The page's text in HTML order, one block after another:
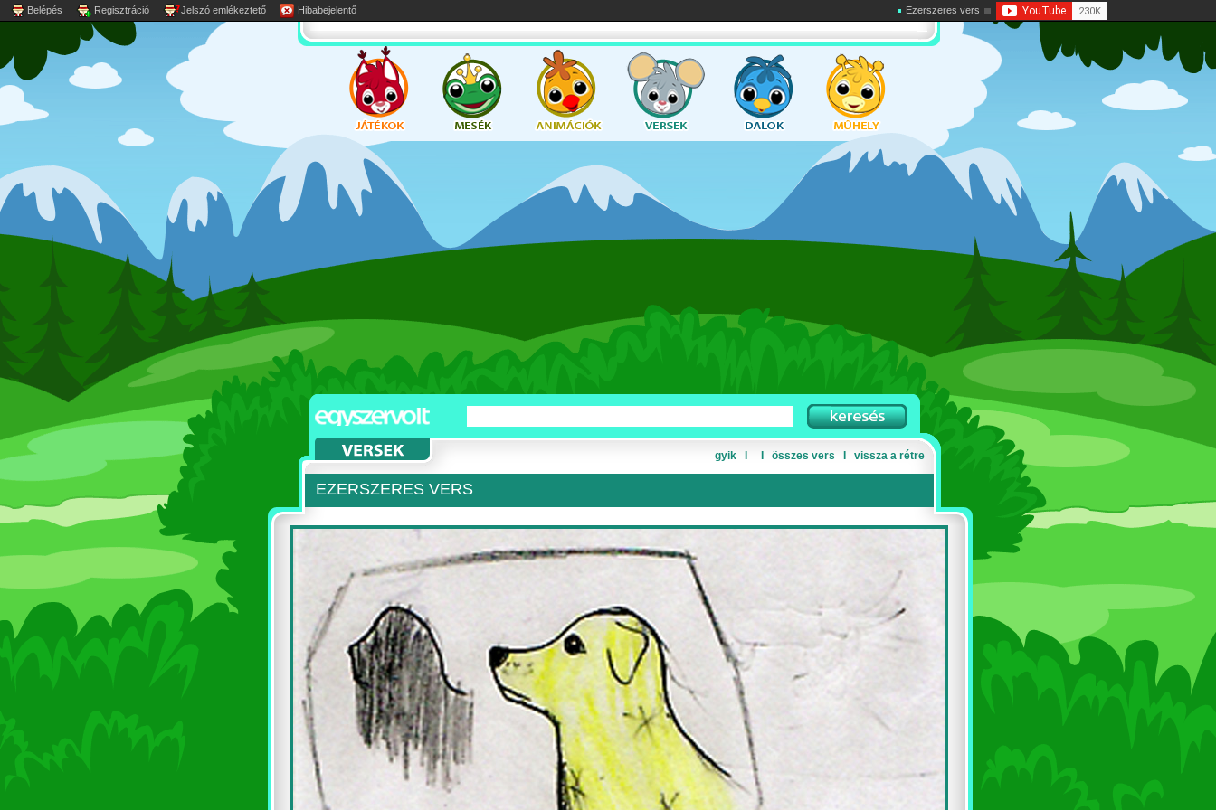
Belépés Regisztráció Jelszó emlékeztető Hibabejelentő Ezerszeres vers
gyik összes vers vissza a rétre
EZERSZERES VERS